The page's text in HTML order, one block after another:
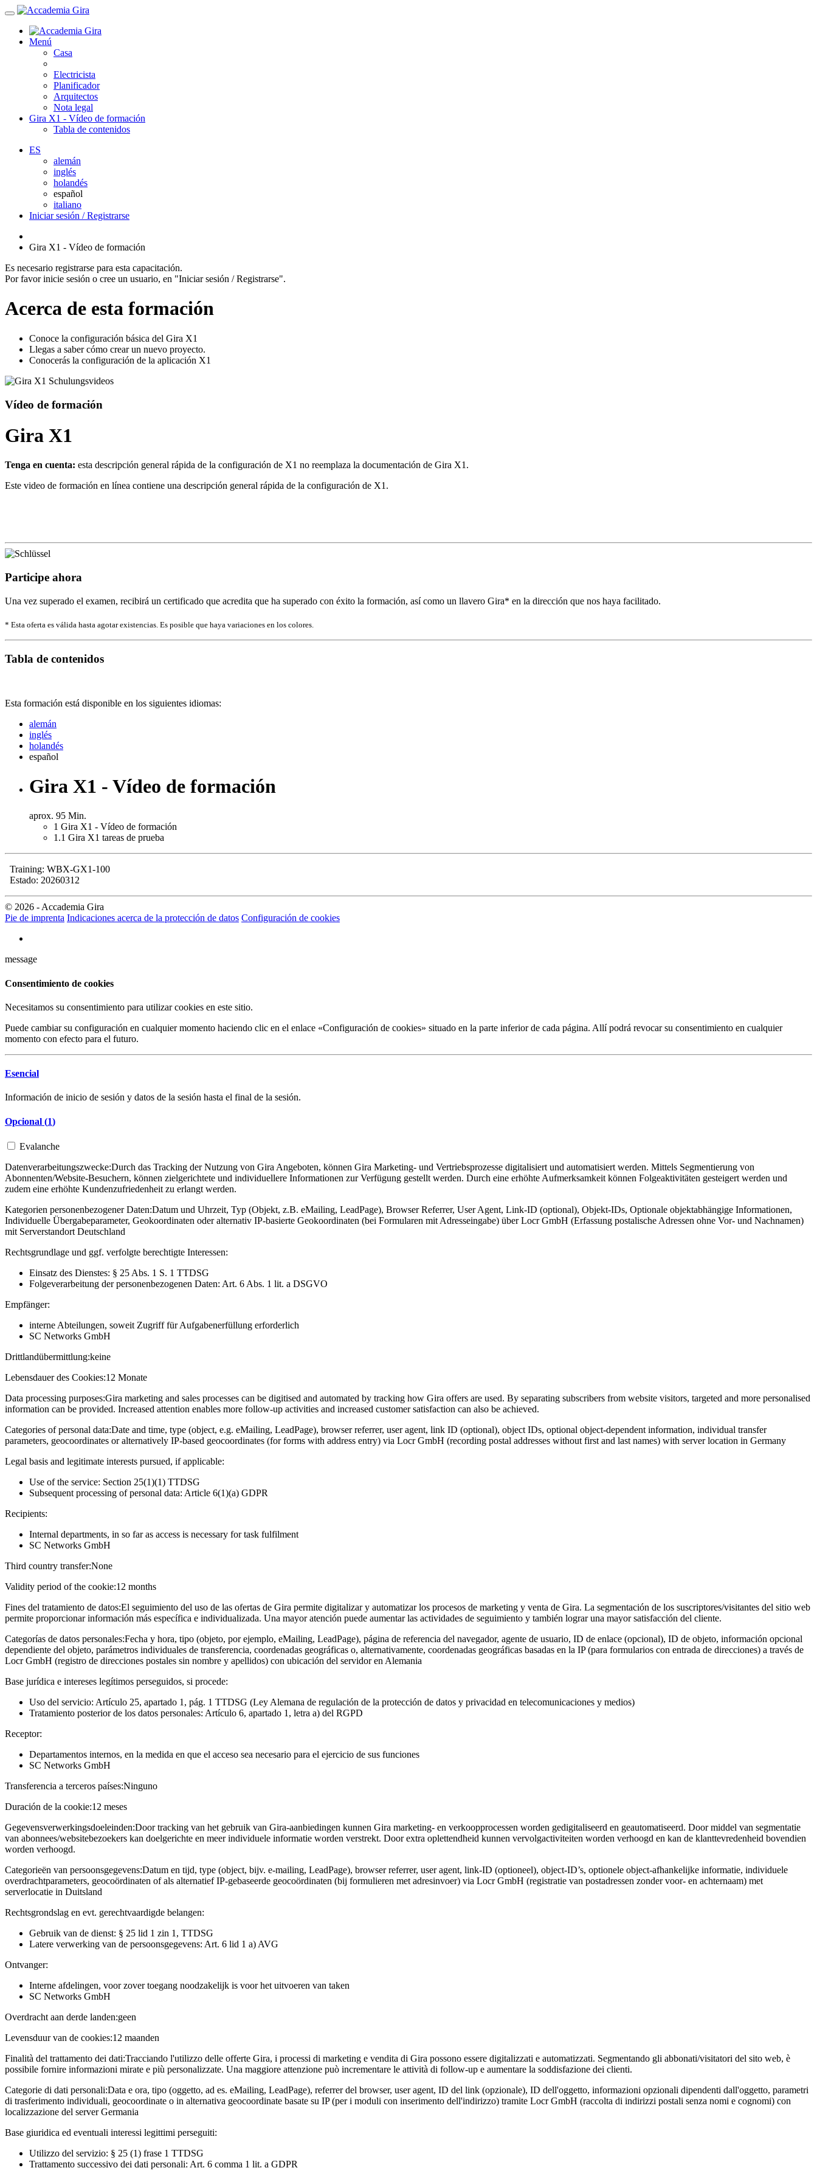
Menú
Casa
Electricista
Planificador
Arquitectos
Nota legal
Gira X1 - Vídeo de formación
Tabla de contenidos
ES
alemán
inglés
holandés
español
italiano
Iniciar sesión / Registrarse
Gira X1 - Vídeo de formación
Es necesario registrarse para esta capacitación.
Por favor inicie sesión o cree un usuario, en "Iniciar sesión / Registrarse".
Acerca de esta formación
Conoce la configuración básica del Gira X1
Llegas a saber cómo crear un nuevo proyecto.
Conocerás la configuración de la aplicación X1
Vídeo de formación
Gira X1
Tenga en cuenta: esta descripción general rápida de la configuración de X1 no reemplaza la documentación de Gira X1.
Este video de formación en línea contiene una descripción general rápida de la configuración de X1.
Participe ahora
Una vez superado el examen, recibirá un certificado que acredita que ha superado con éxito la formación, así como un llavero Gira* en la dirección que nos haya facilitado.
* Esta oferta es válida hasta agotar existencias. Es posible que haya variaciones en los colores.
Tabla de contenidos
Esta formación está disponible en los siguientes idiomas:
alemán
inglés
holandés
español
Gira X1 - Vídeo de formación
aprox. 95 Min.
1 Gira X1 - Vídeo de formación
1.1 Gira X1 tareas de prueba
Training: WBX-GX1-100
Estado: 20260312
© 2026 - Accademia Gira
Pie de imprenta Indicaciones acerca de la protección de datos Configuración de cookies
message
Consentimiento de cookies
Necesitamos su consentimiento para utilizar cookies en este sitio.
Puede cambiar su configuración en cualquier momento haciendo clic en el enlace «Configuración de cookies» situado en la parte inferior de cada página. Allí podrá revocar su consentimiento en cualquier
momento con efecto para el futuro.
Esencial
Información de inicio de sesión y datos de la sesión hasta el final de la sesión.
Opcional (1)
Evalanche
Datenverarbeitungszwecke:Durch das Tracking der Nutzung von Gira Angeboten, können Gira Marketing- und Vertriebsprozesse digitalisiert und automatisiert werden. Mittels Segmentierung von
Abonnenten/Website-Besuchern, können zielgerichtete und individuellere Informationen zur Verfügung gestellt werden. Durch eine erhöhte Aufmerksamkeit können Folgeaktivitäten gesteigert werden und
zudem eine erhöhte Kundenzufriedenheit zu erlangt werden.
Kategorien personenbezogener Daten:Datum und Uhrzeit, Typ (Objekt, z.B. eMailing, LeadPage), Browser Referrer, User Agent, Link-ID (optional), Objekt-IDs, Optionale objektabhängige Informationen,
Individuelle Übergabeparameter, Geokoordinaten oder alternativ IP-basierte Geokoordinaten (bei Formularen mit Adresseingabe) über Locr GmbH (Erfassung postalische Adressen ohne Vor- und Nachnamen)
mit Serverstandort Deutschland
Rechtsgrundlage und ggf. verfolgte berechtigte Interessen:
Einsatz des Dienstes: § 25 Abs. 1 S. 1 TTDSG
Folgeverarbeitung der personenbezogenen Daten: Art. 6 Abs. 1 lit. a DSGVO
Empfänger:
interne Abteilungen, soweit Zugriff für Aufgabenerfüllung erforderlich
SC Networks GmbH
Drittlandübermittlung:keine
Lebensdauer des Cookies:12 Monate
Data processing purposes:Gira marketing and sales processes can be digitised and automated by tracking how Gira offers are used. By separating subscribers from website visitors, targeted and more personalised
information can be provided. Increased attention enables more follow-up activities and increased customer satisfaction can also be achieved.
Categories of personal data:Date and time, type (object, e.g. eMailing, LeadPage), browser referrer, user agent, link ID (optional), object IDs, optional object-dependent information, individual transfer
parameters, geocoordinates or alternatively IP-based geocoordinates (for forms with address entry) via Locr GmbH (recording postal addresses without first and last names) with server location in Germany
Legal basis and legitimate interests pursued, if applicable:
Use of the service: Section 25(1)(1) TTDSG
Subsequent processing of personal data: Article 6(1)(a) GDPR
Recipients:
Internal departments, in so far as access is necessary for task fulfilment
SC Networks GmbH
Third country transfer:None
Validity period of the cookie:12 months
Fines del tratamiento de datos:El seguimiento del uso de las ofertas de Gira permite digitalizar y automatizar los procesos de marketing y venta de Gira. La segmentación de los suscriptores/visitantes del sitio web
permite proporcionar información más específica e individualizada. Una mayor atención puede aumentar las actividades de seguimiento y también lograr una mayor satisfacción del cliente.
Categorías de datos personales:Fecha y hora, tipo (objeto, por ejemplo, eMailing, LeadPage), página de referencia del navegador, agente de usuario, ID de enlace (opcional), ID de objeto, información opcional
dependiente del objeto, parámetros individuales de transferencia, coordenadas geográficas o, alternativamente, coordenadas geográficas basadas en la IP (para formularios con entrada de direcciones) a través de
Locr GmbH (registro de direcciones postales sin nombre y apellidos) con ubicación del servidor en Alemania
Base jurídica e intereses legítimos perseguidos, si procede:
Uso del servicio: Artículo 25, apartado 1, pág. 1 TTDSG (Ley Alemana de regulación de la protección de datos y privacidad en telecomunicaciones y medios)
Tratamiento posterior de los datos personales: Artículo 6, apartado 1, letra a) del RGPD
Receptor:
Departamentos internos, en la medida en que el acceso sea necesario para el ejercicio de sus funciones
SC Networks GmbH
Transferencia a terceros países:Ninguno
Duración de la cookie:12 meses
Gegevensverwerkingsdoeleinden:Door tracking van het gebruik van Gira-aanbiedingen kunnen Gira marketing- en verkoopprocessen worden gedigitaliseerd en geautomatiseerd. Door middel van segmentatie
van abonnees/websitebezoekers kan doelgerichte en meer individuele informatie worden verstrekt. Door extra oplettendheid kunnen vervolgactiviteiten worden verhoogd en kan de klanttevredenheid bovendien
worden verhoogd.
Categorieën van persoonsgegevens:Datum en tijd, type (object, bijv. e-mailing, LeadPage), browser referrer, user agent, link-ID (optioneel), object-ID’s, optionele object-afhankelijke informatie, individuele
overdrachtparameters, geocoördinaten of als alternatief IP-gebaseerde geocoördinaten (bij formulieren met adresinvoer) via Locr GmbH (registratie van postadressen zonder voor- en achternaam) met
serverlocatie in Duitsland
Rechtsgrondslag en evt. gerechtvaardigde belangen:
Gebruik van de dienst: § 25 lid 1 zin 1, TTDSG
Latere verwerking van de persoonsgegevens: Art. 6 lid 1 a) AVG
Ontvanger:
Interne afdelingen, voor zover toegang noodzakelijk is voor het uitvoeren van taken
SC Networks GmbH
Overdracht aan derde landen:geen
Levensduur van de cookies:12 maanden
Finalità del trattamento dei dati:Tracciando l'utilizzo delle offerte Gira, i processi di marketing e vendita di Gira possono essere digitalizzati e automatizzati. Segmentando gli abbonati/visitatori del sito web, è
possibile fornire informazioni mirate e più personalizzate. Una maggiore attenzione può incrementare le attività di follow-up e aumentare la soddisfazione dei clienti.
Categorie di dati personali:Data e ora, tipo (oggetto, ad es. eMailing, LeadPage), referrer del browser, user agent, ID del link (opzionale), ID dell'oggetto, informazioni opzionali dipendenti dall'oggetto, parametri
di trasferimento individuali, geocoordinate o in alternativa geocoordinate basate su IP (per i moduli con inserimento dell'indirizzo) tramite Locr GmbH (raccolta di indirizzi postali senza nomi e cognomi) con
localizzazione del server Germania
Base giuridica ed eventuali interessi legittimi perseguiti:
Utilizzo del servizio: § 25 (1) frase 1 TTDSG
Trattamento successivo dei dati personali: Art. 6 comma 1 lit. a GDPR